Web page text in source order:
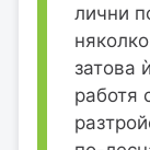
лични
затова
работя